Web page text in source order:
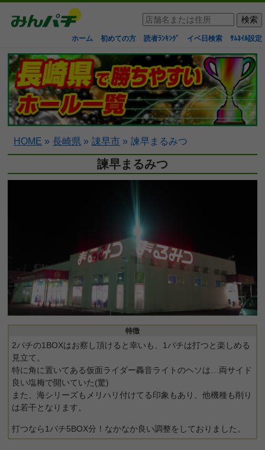
ホーム 初めての方 読者ﾗﾝｷﾝｸﾞ イベ日検索 ｻﾑﾈｲﾙ設定
HOME » 長崎県 » 諌早市 » 諫早まるみつ
諫早まるみつ
特徴
2パチの1BOXはお察し頂けると幸いも、1パチは打つと楽しめる
見立て。
特に角に置いてある仮面ライダー轟音ライトのヘソは…両サイド
良い塩梅で開いていた(驚)
また、海シリーズもメリハリ付けてる印象もあり、他機種も削り
は若干となります。
打つなら1パチ5BOX分！なかなか良い調整をしておりました。